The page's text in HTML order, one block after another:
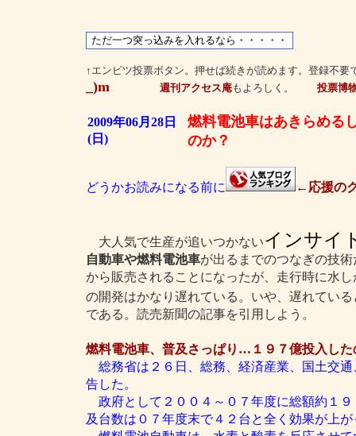
↑エンピツ投票ボタン。押せば続きが読めます。登録不要
_)m 週刊アクセス庵もよろしく。 投票博
2009年06月28日
(日)
燃料電池車はあきらめる
のか？
どうかお読みになる前に ←応援の
大人気で生産が追いつかないインサイ
自動車や燃料電池車が出るまでのつなぎの技
から販売されることになったが、走行時に水
の開発はかなり遅れている。いや、遅れている
である。読売新聞の記事を引用しよう。
燃料電池車、普及さっぱり…１９７億投入した
総務省は２６日、総務、経済産業、国土交
告した。
政府として２００４～０７年度に総額約１
及台数は０７年度末で４２台と全く効果が上